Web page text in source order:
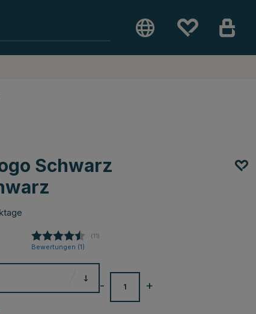
Schwarz
(abgegebene bewertungen:
11)
Bewertungen (1)
+
-